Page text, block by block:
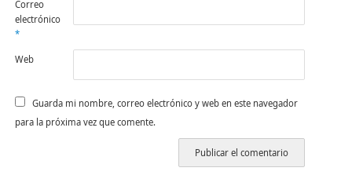
Correo
electrónico
*
Web
Guarda mi nombre, correo electrónico y web en este navegador
para la próxima vez que comente.